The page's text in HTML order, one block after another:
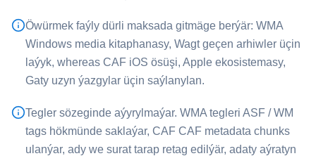
Öwürmek faýly dürli maksada gitmäge berýär: ⁦WMA⁩
Windows media kitaphanasy, Wagt geçen arhiwler üçin
laýyk, whereas ⁦CAF⁩ iOS ösüşi, Apple ekosistemasy,
Gaty uzyn ýazgylar üçin saýlanylan.
Tegler sözeginde aýyrylmaýar. ⁦WMA⁩ tegleri ASF / WM
tags hökmünde saklaýar, ⁦CAF⁩ CAF metadata chunks
ulanýar, ady we surat tarap retag edilýär, adaty aýratyn